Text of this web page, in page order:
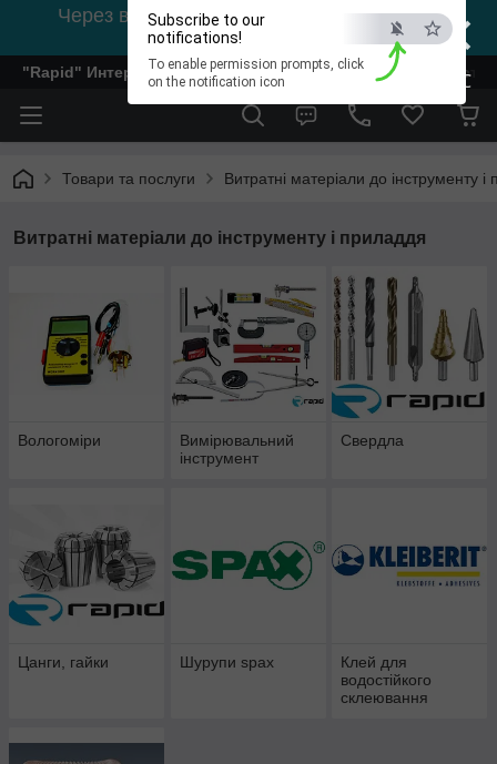
×
ESC
Subscribe to our
notifications!
To enable permission prompts, click
on the notification icon
Через відсутність світла, зв'язок на viber
0978002056
"Rapid" Интернет-магазин деревообрабатывающего
Товари та послуги Витратні матеріали до інструменту і
Витратні матеріали до інструменту і приладдя
Вологоміри
Вимірювальний
інструмент
Свердла
Цанги, гайки Шурупи spax
Клей для
водостійкого
склеювання